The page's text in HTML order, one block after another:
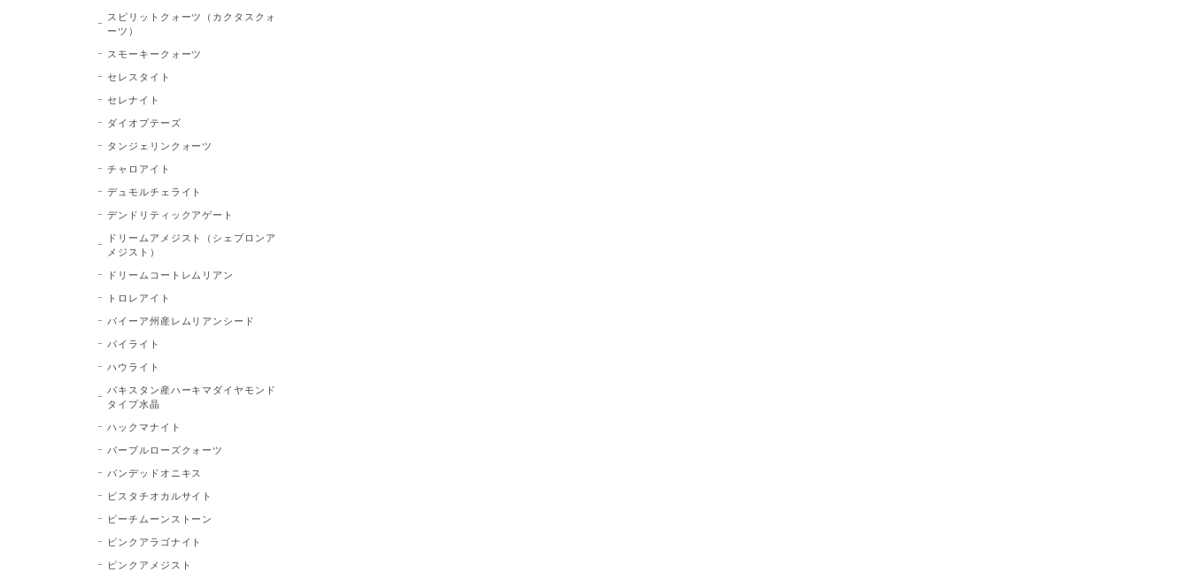
スピリットクォーツ（カクタスクォ
ーツ）
スモーキークォーツ
セレスタイト
セレナイト
ダイオプテーズ
タンジェリンクォーツ
チャロアイト
デュモルチェライト
デンドリティックアゲート
ドリームアメジスト（シェブロンア
メジスト）
ドリームコートレムリアン
トロレアイト
バイーア州産レムリアンシード
パイライト
ハウライト
パキスタン産ハーキマダイヤモンド
タイプ水晶
ハックマナイト
パープルローズクォーツ
バンデッドオニキス
ピスタチオカルサイト
ピーチムーンストーン
ピンクアラゴナイト
ピンクアメジスト